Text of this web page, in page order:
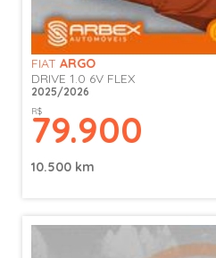
FIAT ARGO
DRIVE 1.0 6V FLEX
2025/2026
R$
79.900
10.500 km